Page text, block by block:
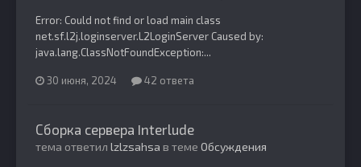
Error: Could not find or load main class
net.sf.l2j.loginserver.L2LoginServer Caused by:
java.lang.ClassNotFoundException:...
30 июня, 2024 42 ответа
Сборка сервера Interlude
тема ответил lzlzsahsa в теме Обсуждения